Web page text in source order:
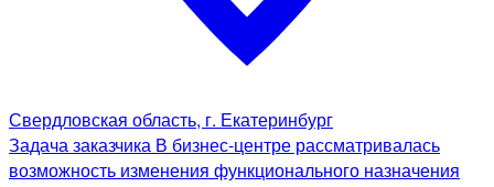
Свердловская область, г. Екатеринбург
Задача заказчика В бизнес-центре рассматривалась
возможность изменения функционального назначения